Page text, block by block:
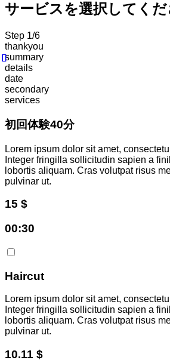
サービスを選択してく
Step 1/6
thankyou
summary
details
date
secondary
services
初回体験40分
Lorem ipsum dolor sit amet,
Integer fringilla sollicitudin sapien a
lobortis aliquam. Cras volutpat risus
pulvinar ut.
15 $
00:30
Haircut
Lorem ipsum dolor sit amet,
Integer fringilla sollicitudin sapien a
lobortis aliquam. Cras volutpat risus
pulvinar ut.
10.11 $